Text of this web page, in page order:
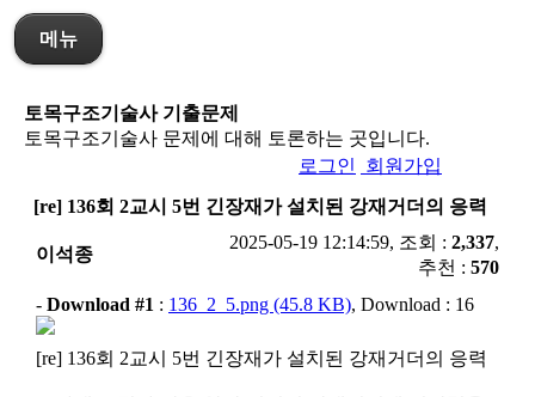
메뉴
토목구조기술사 기출문제
토목구조기술사 문제에 대해 토론하는 곳입니다.
로그인
회원가입
[re] 136회 2교시 5번 긴장재가 설치된 강재거더의 응력
이석종
2025-05-19 12:14:59, 조회 : 2,337,
추천 : 570
- Download #1 : 136_2_5.png (45.8 KB), Download : 16
[re] 136회 2교시 5번 긴장재가 설치된 강재거더의 응력